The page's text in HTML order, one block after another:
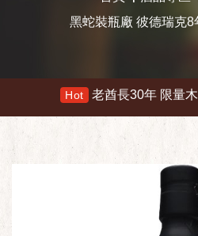
黑蛇裝瓶廠 彼德瑞克8
老酋長30年 限量木盒